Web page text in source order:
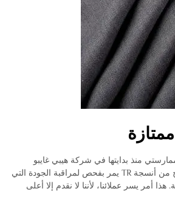
منذ بدايتها في شركة هيبي غايبو
للنسيج المحدودة كل نسيج من أنسجة TR يمر بفحص لمراقبة الجودة التي
هذا أمر يسر عملائنا، لأننا لا نقدم إلا أعلى